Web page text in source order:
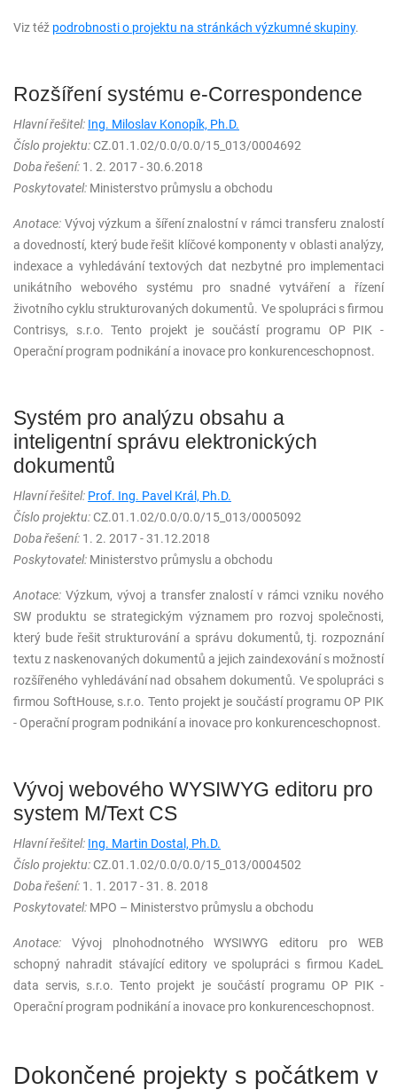
Viz též podrobnosti o projektu na stránkách výzkumné skupiny.
Rozšíření systému e-Correspondence
Hlavní řešitel: Ing. Miloslav Konopík, Ph.D.
Číslo projektu:CZ.01.1.02/0.0/0.0/15_013/0004692
Doba řešení: 1. 2. 2017 - 30.6.2018
Poskytovatel: Ministerstvo průmyslu a obchodu
Anotace: Vývoj výzkum a šíření znalostní v rámci transferu znalostí
a dovedností, který bude řešit klíčové komponenty v oblasti analýzy,
indexace a vyhledávání textových dat nezbytné pro implementaci
unikátního webového systému pro snadné vytváření a řízení
životního cyklu strukturovaných dokumentů. Ve spolupráci s firmou
Contrisys, s.r.o. Tento projekt je součástí programu OP PIK -
Operační program podnikání a inovace pro konkurenceschopnost.
Systém pro analýzu obsahu a
inteligentní správu elektronických
dokumentů
Hlavní řešitel: Prof. Ing. Pavel Král, Ph.D.
Číslo projektu:CZ.01.1.02/0.0/0.0/15_013/0005092
Doba řešení: 1. 2. 2017 - 31.12.2018
Poskytovatel: Ministerstvo průmyslu a obchodu
Anotace: Výzkum, vývoj a transfer znalostí v rámci vzniku nového
SW produktu se strategickým významem pro rozvoj společnosti,
který bude řešit strukturování a správu dokumentů, tj. rozpoznání
textu z naskenovaných dokumentů a jejich zaindexování s možností
rozšířeného vyhledávání nad obsahem dokumentů. Ve spolupráci s
firmou SoftHouse, s.r.o. Tento projekt je součástí programu OP PIK
- Operační program podnikání a inovace pro konkurenceschopnost.
Vývoj webového WYSIWYG editoru pro
system M/Text CS
Hlavní řešitel: Ing. Martin Dostal, Ph.D.
Číslo projektu:CZ.01.1.02/0.0/0.0/15_013/0004502
Doba řešení: 1. 1. 2017 - 31. 8. 2018
Poskytovatel: MPO – Ministerstvo průmyslu a obchodu
Anotace: Vývoj plnohodnotného WYSIWYG editoru pro WEB
schopný nahradit stávající editory ve spolupráci s firmou KadeL
data servis, s.r.o. Tento projekt je součástí programu OP PIK -
Operační program podnikání a inovace pro konkurenceschopnost.
Dokončené projekty s počátkem v